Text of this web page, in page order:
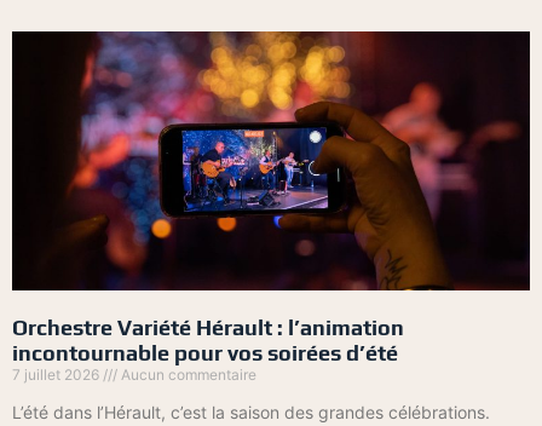
Orchestre Variété Hérault : l’animation
incontournable pour vos soirées d’été
7 juillet 2026 Aucun commentaire
L’été dans l’Hérault, c’est la saison des grandes célébrations.